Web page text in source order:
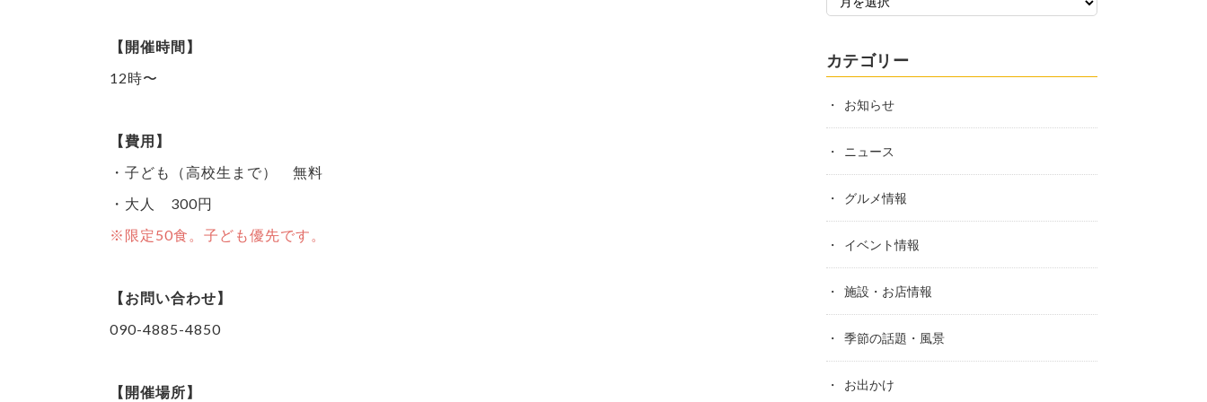
【開催時間】
12時〜
【費用】
・子ども（高校生まで） 無料
・大人 300円
※限定50食。子ども優先です。
【お問い合わせ】
090-4885-4850
【開催場所】
カテゴリー
お知らせ
ニュース
グルメ情報
イベント情報
施設・お店情報
季節の話題・風景
お出かけ